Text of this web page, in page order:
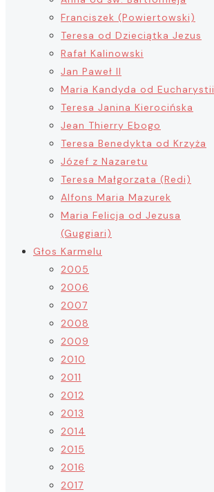
Franciszek (Powiertowski)
Teresa od Dzieciątka Jezus
Rafał Kalinowski
Jan Paweł II
Maria Kandyda od Eucharystii
Teresa Janina Kierocińska
Jean Thierry Ebogo
Teresa Benedykta od Krzyża
Józef z Nazaretu
Teresa Małgorzata (Redi)
Alfons Maria Mazurek
Maria Felicja od Jezusa
(Guggiari)
Głos Karmelu
2005
2006
2007
2008
2009
2010
2011
2012
2013
2014
2015
2016
2017